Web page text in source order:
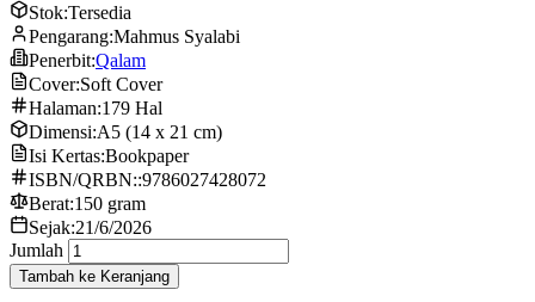
Stok:Tersedia
Pengarang:Mahmus Syalabi
Penerbit:Qalam
Cover:Soft Cover
Halaman:179 Hal
Dimensi:A5 (14 x 21 cm)
Isi Kertas:Bookpaper
ISBN/QRBN::9786027428072
Berat:150 gram
Sejak:21/6/2026
Jumlah
Tambah ke Keranjang